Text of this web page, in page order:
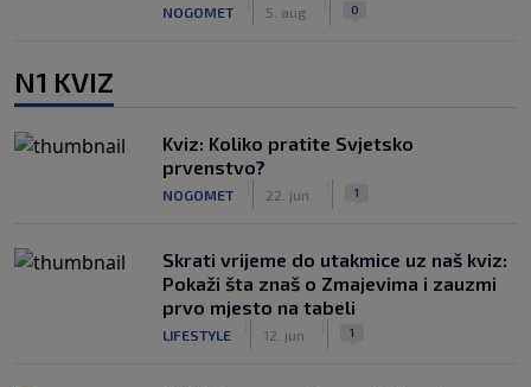
NOGOMET 5. aug. 0
N1 KVIZ
Kviz: Koliko pratite Svjetsko
prvenstvo?
NOGOMET 22. jun. 1
Skrati vrijeme do utakmice uz naš kviz:
Pokaži šta znaš o Zmajevima i zauzmi
prvo mjesto na tabeli
LIFESTYLE 12. jun. 1